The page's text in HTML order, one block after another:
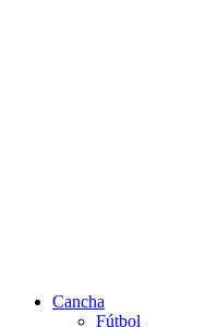
Cancha
Fútbol